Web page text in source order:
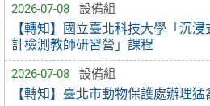
2026-07-08 設備組
【轉知】國立臺北科技大學「沉
計檢測教師研習營」課程
2026-07-08 設備組
【轉知】臺北市動物保護處辦理